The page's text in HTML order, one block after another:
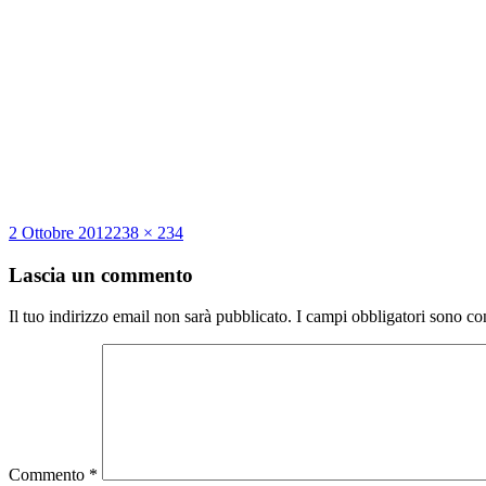
Scritto
2 Ottobre 2012Dimensione
238 × 234
Lascia un commento
Il tuo indirizzo email non sarà pubblicato. I campi obbligatori sono
Commento *